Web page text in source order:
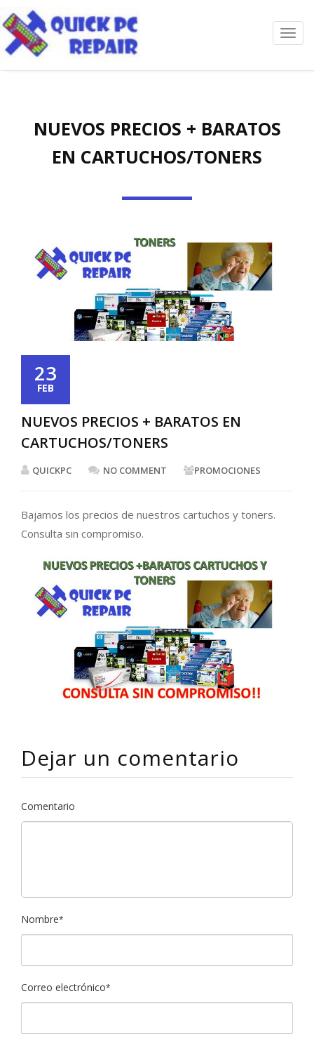
NUEVOS PRECIOS + BARATOS
EN CARTUCHOS/TONERS
23
FEB
NUEVOS PRECIOS + BARATOS EN
CARTUCHOS/TONERS
QUICKPC NO COMMENT PROMOCIONES
Bajamos los precios de nuestros cartuchos y toners.
Consulta sin compromiso.
Dejar un comentario
Comentario
Nombre*
Correo electrónico*